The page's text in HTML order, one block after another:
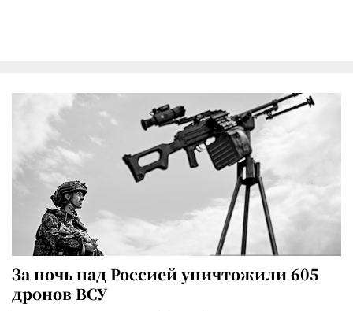
За ночь над Россией уничтожили 605
дронов ВСУ